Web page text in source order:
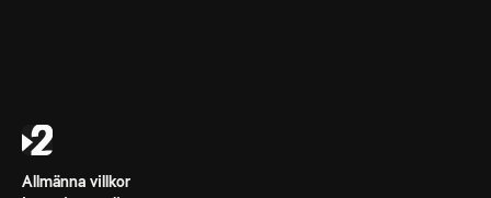
Allmänna villkor